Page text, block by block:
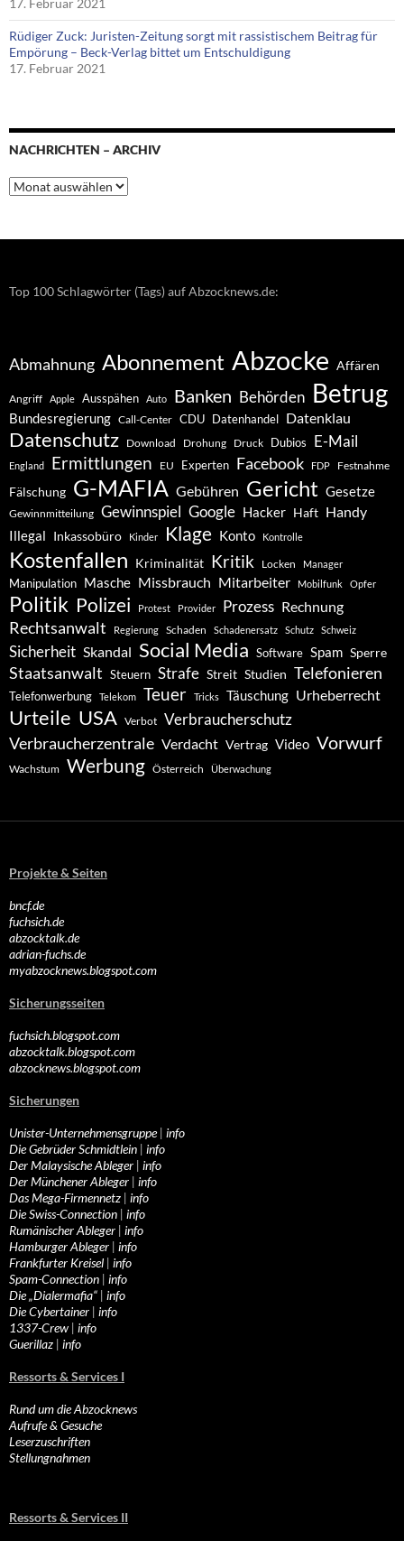
17. Februar 2021
Rüdiger Zuck: Juristen-Zeitung sorgt mit rassistischem Beitrag für
Empörung – Beck-Verlag bittet um Entschuldigung
17. Februar 2021
NACHRICHTEN – ARCHIV
Nachrichten
–
Top 100 Schlagwörter (Tags) auf Abzocknews.de:
Abmahnung Abonnement Abzocke Affären
Angriff Apple Ausspähen Auto Banken Behörden Betrug
Bundesregierung Call-Center CDU Datenhandel Datenklau
Datenschutz Download Drohung Druck Dubios E-Mail
England Ermittlungen EU Experten Facebook FDP Festnahme
Fälschung G-MAFIA Gebühren Gericht Gesetze
Gewinnmitteilung Gewinnspiel Google Hacker Haft Handy
Illegal Inkassobüro Kinder Klage Konto Kontrolle
Kostenfallen Kriminalität Kritik Locken Manager
Manipulation Masche Missbrauch Mitarbeiter Mobilfunk Opfer
Politik Polizei Protest Provider Prozess Rechnung
Rechtsanwalt Regierung Schaden Schadenersatz Schutz Schweiz
Sicherheit Skandal Social Media Software Spam Sperre
Staatsanwalt Steuern Strafe Streit Studien Telefonieren
Telefonwerbung Telekom Teuer Tricks Täuschung Urheberrecht
Urteile USA Verbot Verbraucherschutz
Verbraucherzentrale Verdacht Vertrag Video Vorwurf
Wachstum Werbung Österreich Überwachung
Projekte & Seiten
bncf.de
fuchsich.de
abzocktalk.de
adrian-fuchs.de
myabzocknews.blogspot.com
Sicherungsseiten
fuchsich.blogspot.com
abzocktalk.blogspot.com
abzocknews.blogspot.com
Sicherungen
Unister-Unternehmensgruppe| info
Die Gebrüder Schmidtlein | info
Der Malaysische Ableger | info
Der Münchener Ableger | info
Das Mega-Firmennetz | info
Die Swiss-Connection | info
Rumänischer Ableger | info
Hamburger Ableger | info
Frankfurter Kreisel | info
Spam-Connection | info
Die „Dialermafia“ | info
Die Cybertainer | info
1337-Crew | info
Guerillaz | info
Ressorts & Services I
Rund um die Abzocknews
Aufrufe & Gesuche
Leserzuschriften
Stellungnahmen
Ressorts & Services II